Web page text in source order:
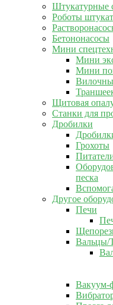
Штукатурные
Роботы
Бетононасосы
Мини
Мини
Мини
Щитовая
Станки для
Дробилки
Грохоты
песка
Другое
Печи
Вальцы/
Вакуум-